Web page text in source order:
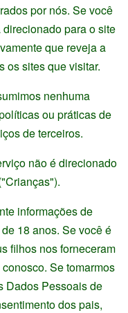
por nós. Se você
para o site
que reveja a
os sites que visitar.
nenhuma
ou práticas de
de terceiros.
não é direcionado
informações de
18 anos. Se você é
filhos nos forneceram
Se tomarmos
Dados Pessoais de
dos pais,